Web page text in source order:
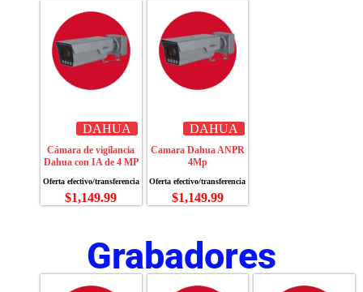
DAHUA
Cámara de vigilancia
Dahua con IA de 4 MP
$1,149.99
DAHUA
Camara Dahua ANPR
4Mp
$1,149.99
Grabadores